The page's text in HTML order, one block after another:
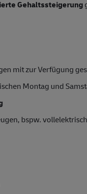
Gehaltssteigerung
mit zur Verfügung
Montag und
bspw.